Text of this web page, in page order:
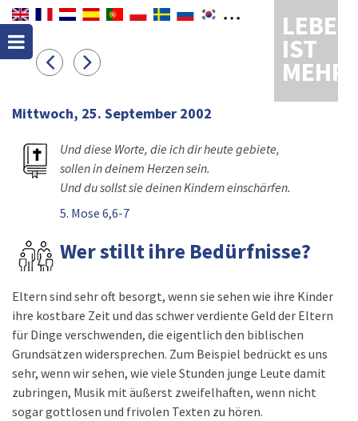
LEBEN
IST
MEHR
Mittwoch, 25. September 2002
Und diese Worte, die ich dir heute gebiete,
sollen in deinem Herzen sein.
Und du sollst sie deinen Kindern einschärfen.
5. Mose 6,6-7
Wer stillt ihre Bedürfnisse?
Eltern sind sehr oft besorgt, wenn sie sehen wie ihre Kinder
ihre kostbare Zeit und das schwer verdiente Geld der Eltern
für Dinge verschwenden, die eigentlich den biblischen
Grundsätzen widersprechen. Zum Beispiel bedrückt es uns
sehr, wenn wir sehen, wie viele Stunden junge Leute damit
zubringen, Musik mit äußerst zweifelhaften, wenn nicht
sogar gottlosen und frivolen Texten zu hören.